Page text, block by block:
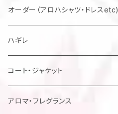
マスク
オーダー（アロハシャツ・ドレスetc)
メンズアロハシャツ他
レディスドレス・シャツ他
ハギレ
コート・ジャケット
アロマ・フレグランス